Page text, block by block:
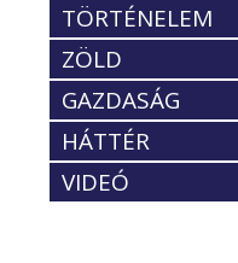
TÖRTÉNELEM
ZÖLD
GAZDASÁG
HÁTTÉR
VIDEÓ